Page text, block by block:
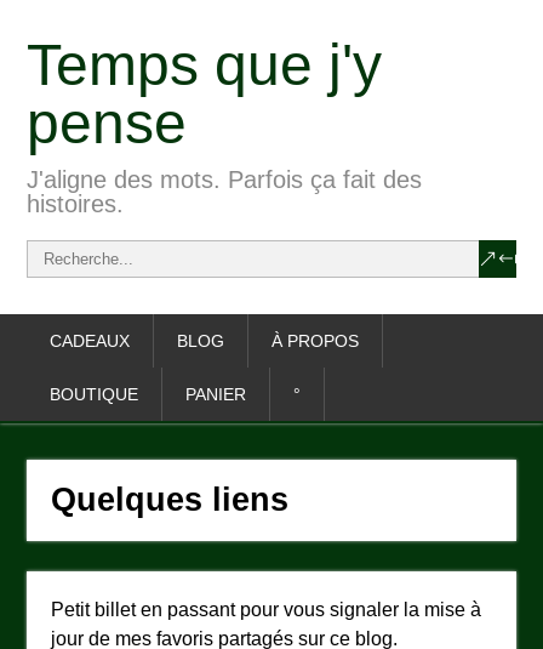
Temps que j'y
pense
J'aligne des mots. Parfois ça fait des
histoires.
CADEAUX BLOG À PROPOS
BOUTIQUE PANIER °
Quelques liens
Petit billet en passant pour vous signaler la mise à
jour de mes favoris partagés sur ce blog.